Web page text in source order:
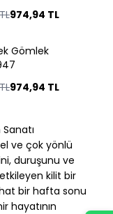
974,94 TL
Gömlek
974,94 TL
ve çok yönlü
duruşunu ve
kilit bir
bir hafta sonu
hayatının